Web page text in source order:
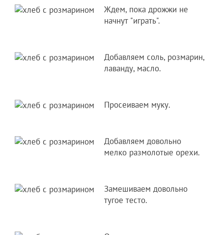
Ждем, пока дрожжи не
начнут "играть".
Добавляем соль, розмарин,
лаванду, масло.
Просеиваем муку.
Добавляем довольно
мелко размолотые орехи.
Замешиваем довольно
тугое тесто.